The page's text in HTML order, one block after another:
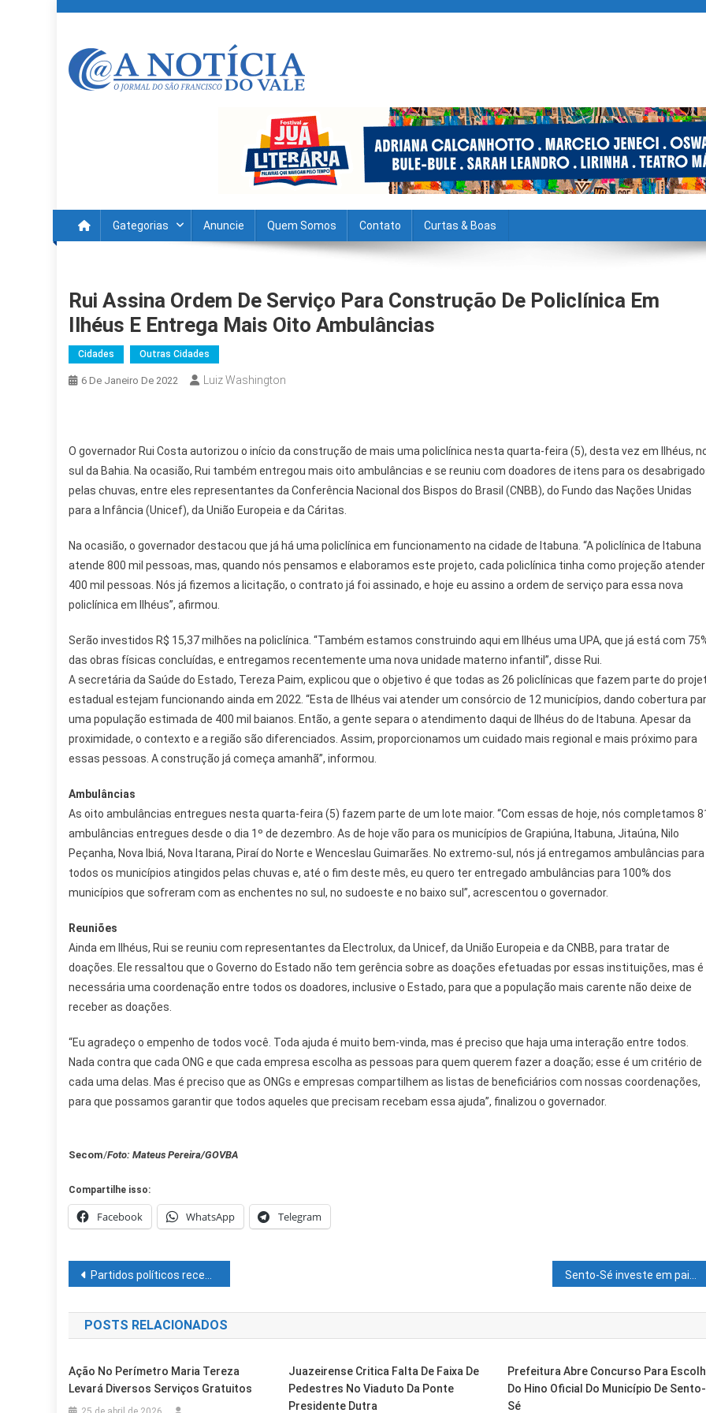
content
Gategorias Anuncie Quem Somos Contato Curtas & Boas
Rui Assina Ordem De Serviço Para Construção De Policlínica Em
Ilhéus E Entrega Mais Oito Ambulâncias
Cidades Outras Cidades
6 De Janeiro De 2022 Luiz Washington
O governador Rui Costa autorizou o início da construção de mais uma policlínica nesta quarta-feira (5), desta vez em Ilhéus,
sul da Bahia. Na ocasião, Rui também entregou mais oito ambulâncias e se reuniu com doadores de itens para os
pelas chuvas, entre eles representantes da Conferência Nacional dos Bispos do Brasil (CNBB), do Fundo das Nações Unidas
para a Infância (Unicef), da União Europeia e da Cáritas.
Na ocasião, o governador destacou que já há uma policlínica em funcionamento na cidade de Itabuna. “A policlínica de Itabuna
atende 800 mil pessoas, mas, quando nós pensamos e elaboramos este projeto, cada policlínica tinha como projeção atender
400 mil pessoas. Nós já fizemos a licitação, o contrato já foi assinado, e hoje eu assino a ordem de serviço para essa nova
policlínica em Ilhéus”, afirmou.
Serão investidos R$ 15,37 milhões na policlínica. “Também estamos construindo aqui em Ilhéus uma UPA, que já está com
das obras físicas concluídas, e entregamos recentemente uma nova unidade materno infantil”, disse Rui.
A secretária da Saúde do Estado, Tereza Paim, explicou que o objetivo é que todas as 26 policlínicas que fazem parte do
estadual estejam funcionando ainda em 2022. “Esta de Ilhéus vai atender um consórcio de 12 municípios, dando cobertura
uma população estimada de 400 mil baianos. Então, a gente separa o atendimento daqui de Ilhéus do de Itabuna. Apesar da
proximidade, o contexto e a região são diferenciados. Assim, proporcionamos um cuidado mais regional e mais próximo para
essas pessoas. A construção já começa amanhã”, informou.
Ambulâncias
As oito ambulâncias entregues nesta quarta-feira (5) fazem parte de um lote maior. “Com essas de hoje, nós completamos
ambulâncias entregues desde o dia 1º de dezembro. As de hoje vão para os municípios de Grapiúna, Itabuna, Jitaúna, Nilo
Peçanha, Nova Ibiá, Nova Itarana, Piraí do Norte e Wenceslau Guimarães. No extremo-sul, nós já entregamos ambulâncias para
todos os municípios atingidos pelas chuvas e, até o fim deste mês, eu quero ter entregado ambulâncias para 100% dos
municípios que sofreram com as enchentes no sul, no sudoeste e no baixo sul”, acrescentou o governador.
Reuniões
Ainda em Ilhéus, Rui se reuniu com representantes da Electrolux, da Unicef, da União Europeia e da CNBB, para tratar de
doações. Ele ressaltou que o Governo do Estado não tem gerência sobre as doações efetuadas por essas instituições, mas é
necessária uma coordenação entre todos os doadores, inclusive o Estado, para que a população mais carente não deixe de
receber as doações.
“Eu agradeço o empenho de todos você. Toda ajuda é muito bem-vinda, mas é preciso que haja uma interação entre todos.
Nada contra que cada ONG e que cada empresa escolha as pessoas para quem querem fazer a doação; esse é um critério de
cada uma delas. Mas é preciso que as ONGs e empresas compartilhem as listas de beneficiários com nossas coordenações,
para que possamos garantir que todos aqueles que precisam recebam essa ajuda”, finalizou o governador.
Secom/Foto: Mateus Pereira/GOVBA
Compartilhe isso:
Facebook WhatsApp Telegram
Navegação
de
Post
Partidos políticos receberam R$ 939 milhões do Fundo Partidário em 2021
POSTS RELACIONADOS
Ação No Perímetro Maria Tereza
Levará Diversos Serviços Gratuitos
Juazeirense Critica Falta De Faixa De
Pedestres No Viaduto Da Ponte
Presidente Dutra
Prefeitura Abre Concurso Para
Do Hino Oficial Do Município De Sento-
Sé